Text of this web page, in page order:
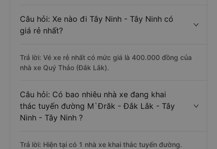
Câu hỏi: Xe nào đi Tây Ninh - Tây Ninh có
giá rẻ nhất?
Trả lời: Vé xe rẻ nhất có mức giá là 400.000 đồng của
nhà xe Quý Thảo (Đắk Lắk).
Câu hỏi: Có bao nhiêu nhà xe đang khai
thác tuyến đường M`Đrăk - Đắk Lắk - Tây
Ninh - Tây Ninh ?
Trả lời: Hiện tại có 1 nhà xe khai thác tuyến đường.